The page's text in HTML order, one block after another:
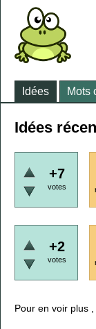
Idées Mots
Idées
+7
votes
+2
votes
Pour en voir plus